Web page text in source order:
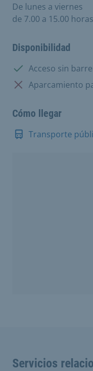
De lunes a viernes
de 7.00 a 15.00 horas
Disponibilidad
Disponible:
Acceso sin
No disponible:
Aparcamiento
Cómo llegar
Transporte
Servicios